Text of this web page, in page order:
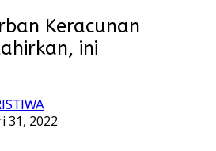
Keracunan
ini
31, 2022